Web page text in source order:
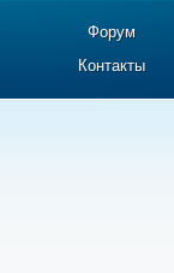
Форум
Контакты